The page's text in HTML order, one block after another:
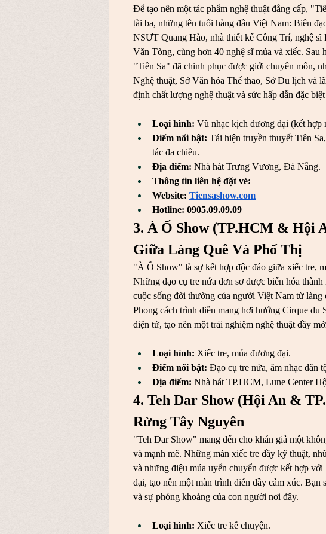
Để tạo nên một tác phẩm nghệ thuật đẳng cấp,
tài ba, những tên tuổi hàng đầu Việt Nam: Biên
NSƯT Quang Hào, nhà thiết kế Công Trí, nghệ sĩ
Văn Tòng, cùng hơn 40 nghệ sĩ múa và xiếc. Sau
"Tiên Sa" đã chinh phục được giới chuyên môn,
Nghệ thuật, Sở Văn hóa Thể thao, Sở Du lịch và
định chất lượng nghệ thuật và sức hấp dẫn đặc
Loại hình: Vũ nhạc kịch đương đại (kết hợp
Điểm nổi bật: Tái hiện truyền thuyết Tiên
tác đa chiều.
Địa điểm: Nhà hát Trưng Vương, Đà Nẵng.
Thông tin liên hệ đặt vé:
Website: Tiensashow.com
Hotline: 0905.09.09.09
3. À Ố Show (TP.HCM & Hội
Giữa Làng Quê Và Phố Thị
"À Ố Show" là sự kết hợp độc đáo giữa xiếc tre,
Những đạo cụ tre nứa đơn sơ được biến hóa
cuộc sống đời thường của người Việt Nam từ làng
Phong cách trình diễn mang hơi hướng Cirque du
điện tử, tạo nên một trải nghiệm nghệ thuật đầy
Loại hình: Xiếc tre, múa đương đại.
Điểm nổi bật: Đạo cụ tre nứa, âm nhạc dân
Địa điểm: Nhà hát TP.HCM, Lune Center
4. Teh Dar Show (Hội An &
Rừng Tây Nguyên
"Teh Dar Show" mang đến cho khán giả một
và mạnh mẽ. Những màn xiếc tre đầy kỹ thuật,
và những điệu múa uyển chuyển được kết hợp với
đại, tạo nên một màn trình diễn đầy cảm xúc. Bạn
và sự phóng khoáng của con người nơi đây.
Loại hình: Xiếc tre kể chuyện.